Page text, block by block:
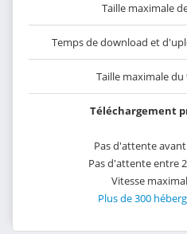
Taille maximale
Temps de download et
Taille maximale
Téléchargement
Pas d'attente
Pas d'attente entre
Vitesse
Plus de 300